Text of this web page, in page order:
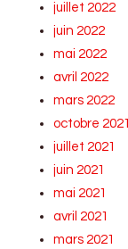
juillet 2022
juin 2022
mai 2022
avril 2022
mars 2022
octobre 2021
juillet 2021
juin 2021
mai 2021
avril 2021
mars 2021